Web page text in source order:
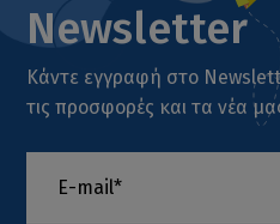
Newsletter
Κάντε εγγραφή στο
τις προσφορές και τα νέα